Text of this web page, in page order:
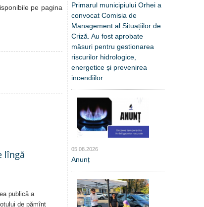
pe pagina
lîngă
publică a
de pămînt
Primarul municipiului Orhei a
convocat Comisia de
Management al Situațiilor de
Criză. Au fost aprobate
măsuri pentru gestionarea
riscurilor hidrologice,
energetice și prevenirea
incendiilor
05.08.2026
Anunț